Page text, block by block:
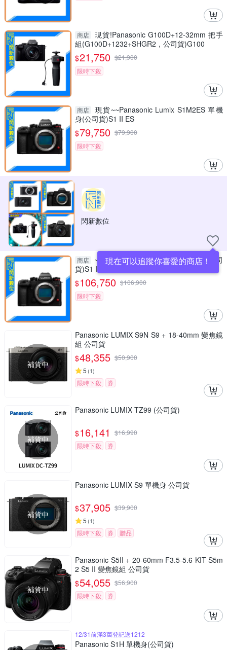
商店
現貨!Panasonic G100D+12-32mm 把手
組(G100D+1232+SHGR2，公司貨)G100
$21,750 $21,900
限時下殺
商店
現貨~~Panasonic Lumix S1M2ES 單機
身(公司貨)S1 II ES
$79,750 $79,900
限時下殺
閃新數位
現在可以追蹤你喜愛的商店！
商店
~Panasonic Lumix S1M2 單機身(公司
貨)S1 II
$106,750 $106,900
限時下殺
補貨中
Panasonic LUMIX S9N S9 + 18-40mm 變焦鏡
組 公司貨
$48,355 $50,900
5 (1)
限時下殺 券
補貨中
Panasonic LUMIX TZ99 (公司貨)
$16,141 $16,990
限時下殺
券
補貨中
Panasonic LUMIX S9 單機身 公司貨
$37,905 $39,900
5 (1)
限時下殺 券 贈品
補貨中
Panasonic S5II + 20-60mm F3.5-5.6 KIT S5m
2 S5 II 變焦鏡組 公司貨
$54,055 $56,900
限時下殺
券
12/31前滿3萬登記送1212
Panasonic S1H 單機身(公司貨)